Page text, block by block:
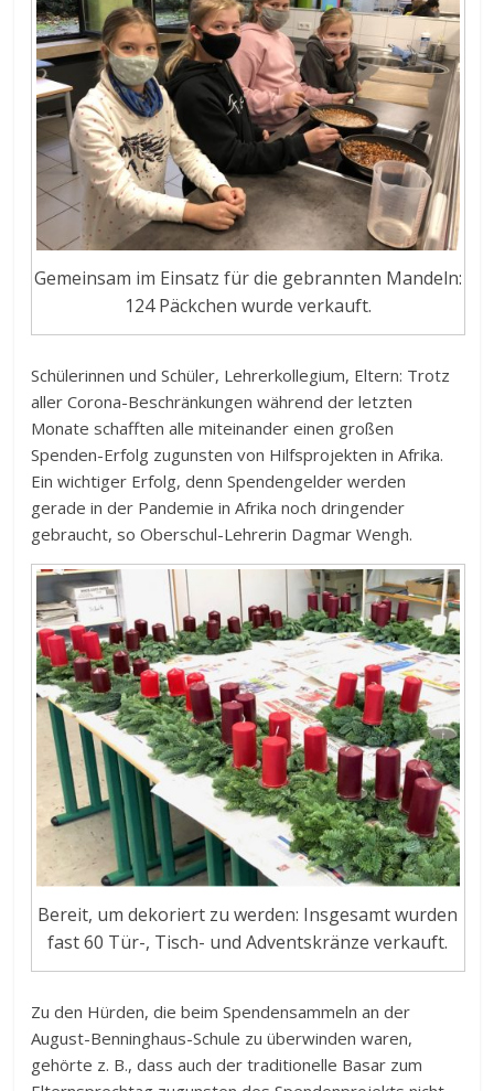
Gemeinsam im Einsatz für die gebrannten Mandeln:
124 Päckchen wurde verkauft.
Schülerinnen und Schüler, Lehrerkollegium, Eltern: Trotz
aller Corona-Beschränkungen während der letzten
Monate schafften alle miteinander einen großen
Spenden-Erfolg zugunsten von Hilfsprojekten in Afrika.
Ein wichtiger Erfolg, denn Spendengelder werden
gerade in der Pandemie in Afrika noch dringender
gebraucht, so Oberschul-Lehrerin Dagmar Wengh.
Bereit, um dekoriert zu werden: Insgesamt wurden
fast 60 Tür-, Tisch- und Adventskränze verkauft.
Zu den Hürden, die beim Spendensammeln an der
August-Benninghaus-Schule zu überwinden waren,
gehörte z. B., dass auch der traditionelle Basar zum